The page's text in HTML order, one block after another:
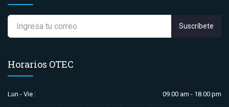
Suscríbete
Horarios OTEC
Lun - Vie : 09.00 am - 18.00 pm